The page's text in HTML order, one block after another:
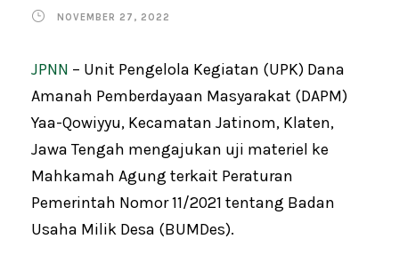
NOVEMBER 27, 2022
JPNN – Unit Pengelola Kegiatan (UPK) Dana
Amanah Pemberdayaan Masyarakat (DAPM)
Yaa-Qowiyyu, Kecamatan Jatinom, Klaten,
Jawa Tengah mengajukan uji materiel ke
Mahkamah Agung terkait Peraturan
Pemerintah Nomor 11/2021 tentang Badan
Usaha Milik Desa (BUMDes).